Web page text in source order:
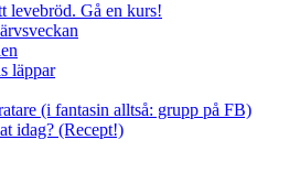
levebröd. Gå en kurs!
läppar
(i fantasin alltså: grupp på FB)
idag? (Recept!)